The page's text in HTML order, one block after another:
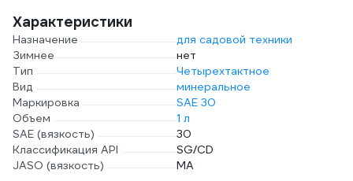
Характеристики
Назначение
для садовой техники
Зимнее
нет
Тип
Четырехтактное
Вид
минеральное
Маркировка
SAE 30
Объем
1 л
SAE (вязкость)
30
Классификация API
SG/CD
JASO (вязкость)
MA